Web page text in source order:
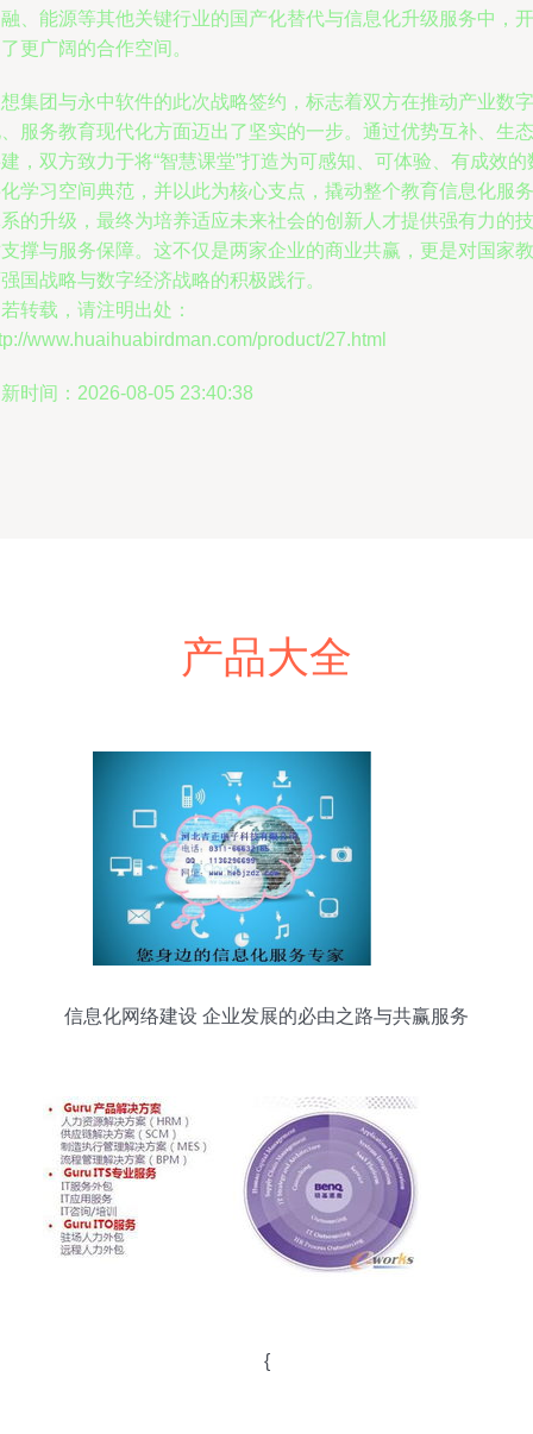
、能源等其他关键行业的国产化替代与信息化升级服务中，开
更广阔的合作空间。
集团与永中软件的此次战略签约，标志着双方在推动产业数字
服务教育现代化方面迈出了坚实的一步。通过优势互补、生态
，双方致力于将“智慧课堂”打造为可感知、可体验、有成效的
学习空间典范，并以此为核心支点，撬动整个教育信息化服务
的升级，最终为培养适应未来社会的创新人才提供强有力的技
撑与服务保障。这不仅是两家企业的商业共赢，更是对国家教
国战略与数字经济战略的积极践行。
转载，请注明出处：
www.huaihuabirdman.com/product/27.html
时间：2026-08-05 23:40:38
产品大全
信息化网络建设 企业发展的必由之路与共赢服务
{